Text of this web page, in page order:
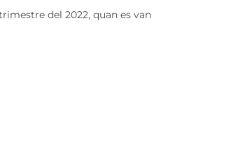
del 2022, quan es van